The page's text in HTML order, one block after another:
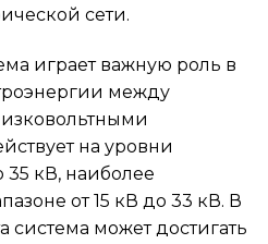
сети.
играет важную роль в
между
на уровни
35 кВ, наиболее
от 15 кВ до 33 кВ. В
система может достигать